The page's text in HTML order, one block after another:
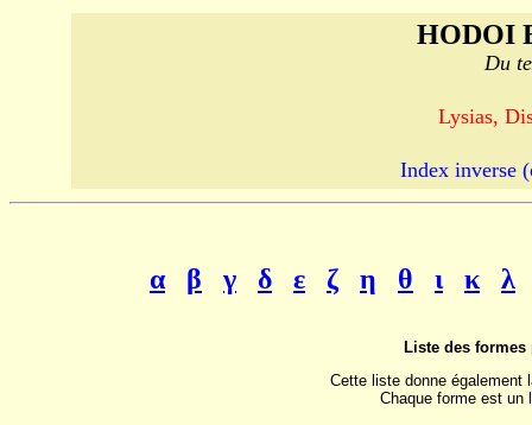
HODOI
Du
Lysias,
Index inverse
α β γ δ ε ζ η θ ι κ λ
Liste des
Cette liste donne également
Chaque forme est